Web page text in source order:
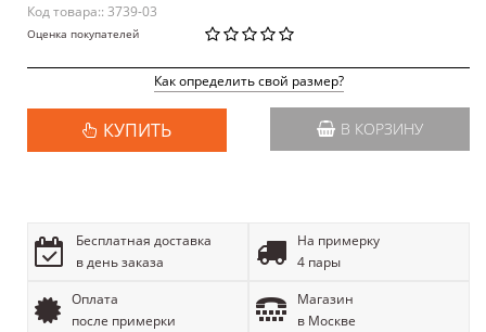
Код товара:: 3739-03
Оценка покупателей
Как определить свой размер?
КУПИТЬ В КОРЗИНУ
Бесплатная доставка
в день заказа
На примерку
4 пары
Оплата
после примерки
Магазин
в Москве